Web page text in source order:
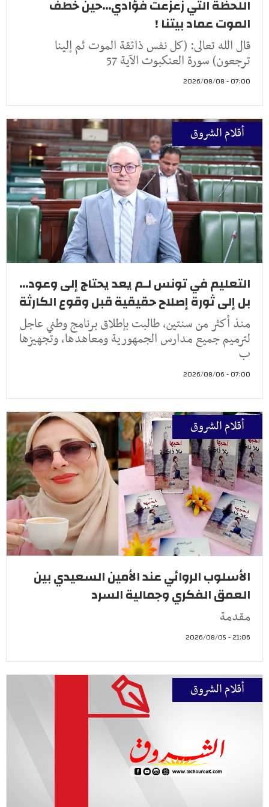
اللحظة التي زعزعت فؤادي...حين خطف
الموت عماد بيتنا !
قال الله تعالى: (كل نفس ذائقة الموت ثم إلينا
ترجعون) سورة العنكبوت الآية 57
07:00 - 2026/08/08
أقلام الشروق
التعليم في تونس لـم يعد يحتاج إلى وعود...
بل إلى ثورة إصلاح حقيقية قبل وقوع الكارثة
منذ أكثر من سنتين، طالبت بإطلاق برنامج وطني عاجل
لترميم جميع مدارس الجمهورية ومعاهدها، وتجهيزها
ب
07:00 - 2026/08/06
أقلام الشروق
الأسلوب الروائي عند الأمين السعيدي بين
العمق الفكري وجمالية السرد
مقدمة
21:06 - 2026/08/05
أقلام الشروق